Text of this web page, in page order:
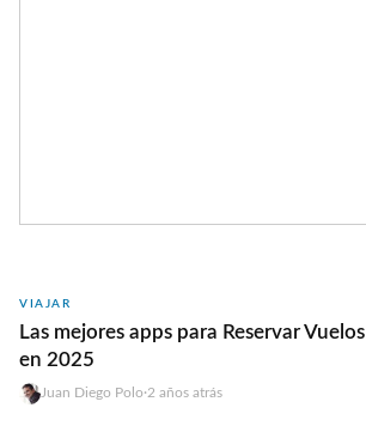
VIAJAR
Las mejores apps para Reservar Vuelos
en 2025
Juan Diego Polo·2 años atrás